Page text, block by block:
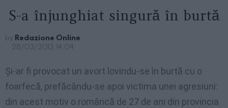
S-a înjunghiat singură în burtă
by Redazione Online
28/03/2013, 14:04
Şi-ar fi provocat un avort lovindu-se în burtă cu o
foarfecă, prefăcându-se apoi victima unei agresiuni:
din acest motiv o româncă de 27 de ani din provincia